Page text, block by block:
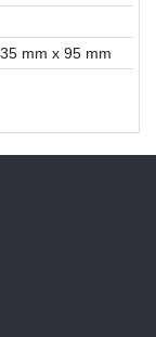
mm x 95 mm